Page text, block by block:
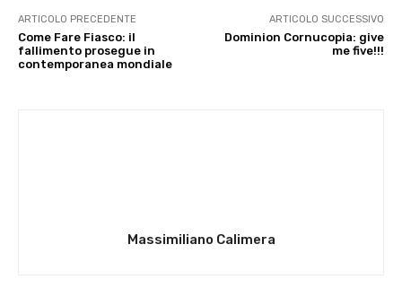
ARTICOLO PRECEDENTE
Come Fare Fiasco: il
fallimento prosegue in
contemporanea mondiale
ARTICOLO SUCCESSIVO
Dominion Cornucopia: give
me five!!!
Massimiliano Calimera